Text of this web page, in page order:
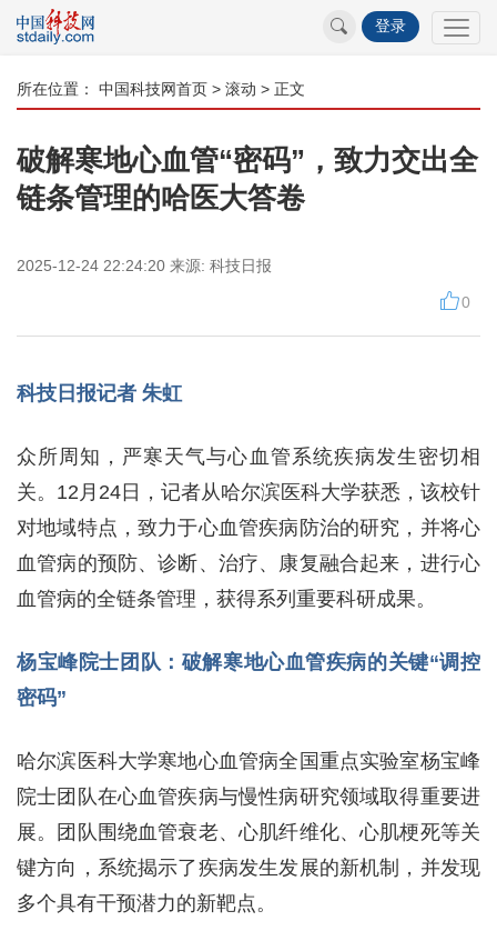
登录
所在位置： 中国科技网首页 > 滚动 > 正文
破解寒地心血管“密码”，致力交出全
链条管理的哈医大答卷
2025-12-24 22:24:20 来源: 科技日报
0
科技日报记者 朱虹
众所周知，严寒天气与心血管系统疾病发生密切相
关。12月24日，记者从哈尔滨医科大学获悉，该校针
对地域特点，致力于心血管疾病防治的研究，并将心
血管病的预防、诊断、治疗、康复融合起来，进行心
血管病的全链条管理，获得系列重要科研成果。
杨宝峰院士团队：破解寒地心血管疾病的关键“调控
密码”
哈尔滨医科大学寒地心血管病全国重点实验室杨宝峰
院士团队在心血管疾病与慢性病研究领域取得重要进
展。团队围绕血管衰老、心肌纤维化、心肌梗死等关
键方向，系统揭示了疾病发生发展的新机制，并发现
多个具有干预潜力的新靶点。